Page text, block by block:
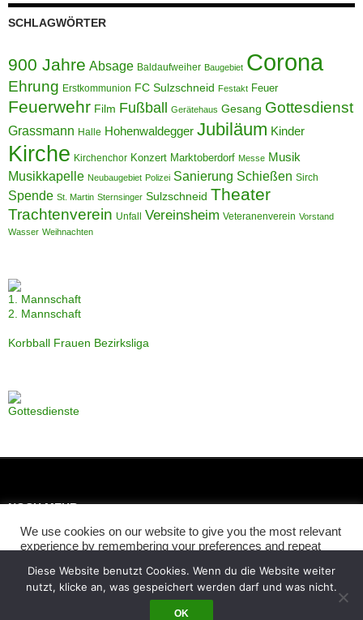
SCHLAGWÖRTER
900 Jahre Absage Baldaufweiher Baugebiet Corona
Ehrung Erstkommunion FC Sulzschneid Festakt Feuer
Feuerwehr Film Fußball Gerätehaus Gesang Gottesdienst
Grassmann Halle Hohenwaldegger Jubiläum Kinder
Kirche Kirchenchor Konzert Marktoberdorf Messe Musik
Musikkapelle Neubaugebiet Polizei Sanierung Schießen Sirch
Spende St. Martin Sternsinger Sulzschneid Theater
Trachtenverein Unfall Vereinsheim Veteranenverein Vorstand
Wasser Weihnachten
1. Mannschaft
2. Mannschaft
Korbball Frauen Bezirksliga
Gottesdienste
NOCH MEHR
Links
We use cookies on our website to give you the most relevant
experience by remembering your preferences and repeat
cookies.
Diese Website benutzt Cookies. Wenn du die Website weiter
nutzt, klicke an, was gespeichert werden darf und was nicht.
OK